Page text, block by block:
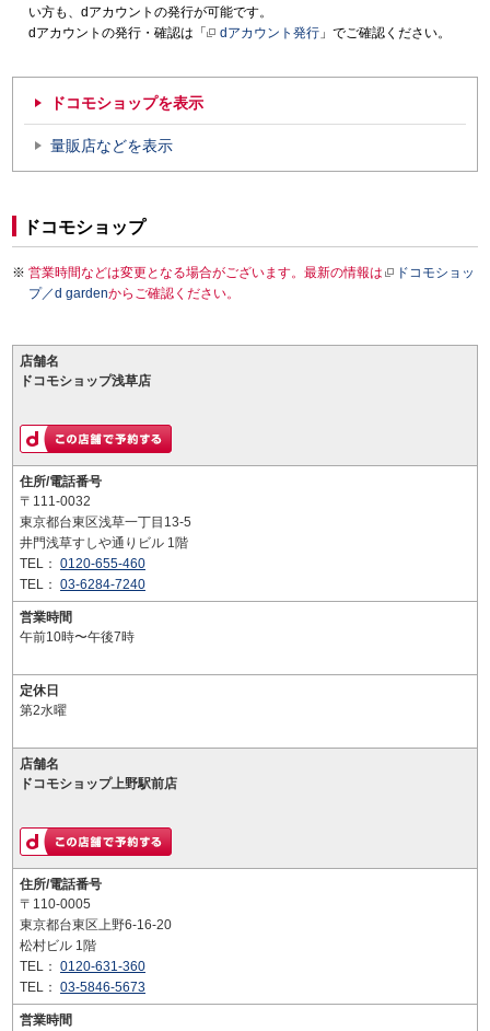
い方も、dアカウントの発行が可能です。
dアカウントの発行・確認は「
dアカウント発行 」でご確認ください。
ドコモショップを表示
量販店などを表示
ドコモショップ
営業時間などは変更となる場合がございます。最新の情報は
ドコモショッ
プ／d gardenからご確認ください。
店舗名
ドコモショップ浅草店
住所/電話番号
〒111-0032
東京都台東区浅草一丁目13-5
井門浅草すしや通りビル 1階
TEL： 0120-655-460
TEL： 03-6284-7240
営業時間
午前10時〜午後7時
定休日
第2水曜
店舗名
ドコモショップ上野駅前店
住所/電話番号
〒110-0005
東京都台東区上野6-16-20
松村ビル 1階
TEL： 0120-631-360
TEL： 03-5846-5673
営業時間